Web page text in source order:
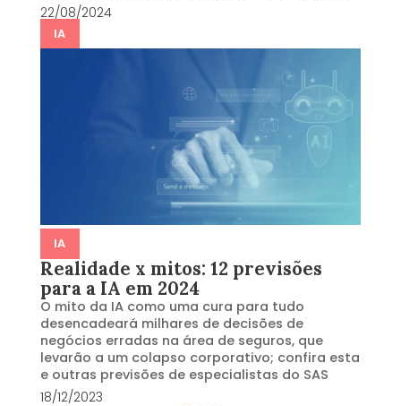
22/08/2024
IA
IA
Realidade x mitos: 12 previsões
para a IA em 2024
O mito da IA como uma cura para tudo
desencadeará milhares de decisões de
negócios erradas na área de seguros, que
levarão a um colapso corporativo; confira esta
e outras previsões de especialistas do SAS
18/12/2023